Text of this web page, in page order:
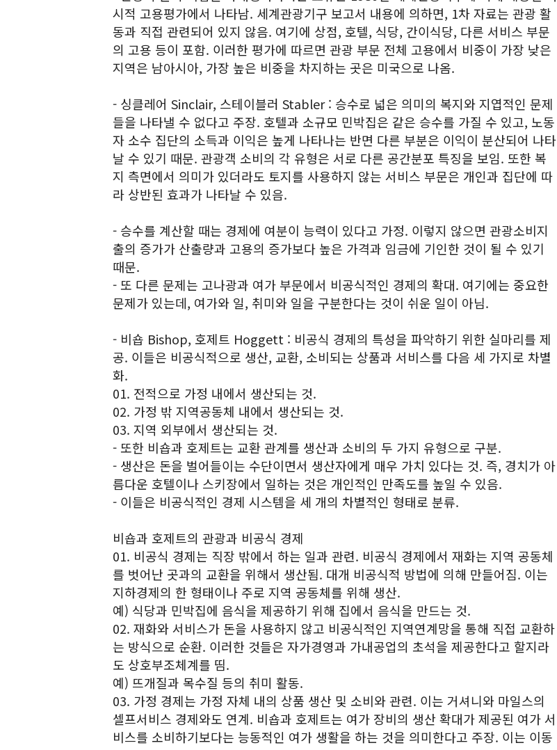
시적 고용평가에서 나타남. 세계관광기구 보고서 내용에 의하면, 1차 자료는 관광 활
동과 직접 관련되어 있지 않음. 여기에 상점, 호텔, 식당, 간이식당, 다른 서비스 부문
의 고용 등이 포함. 이러한 평가에 따르면 관광 부문 전체 고용에서 비중이 가장 낮은
지역은 남아시아, 가장 높은 비중을 차지하는 곳은 미국으로 나옴.
- 싱클레어 Sinclair, 스테이블러 Stabler : 승수로 넓은 의미의 복지와 지엽적인 문제
들을 나타낼 수 없다고 주장. 호텔과 소규모 민박집은 같은 승수를 가질 수 있고, 노동
자 소수 집단의 소득과 이익은 높게 나타나는 반면 다른 부분은 이익이 분산되어 나타
날 수 있기 때문. 관광객 소비의 각 유형은 서로 다른 공간분포 특징을 보임. 또한 복
지 측면에서 의미가 있더라도 토지를 사용하지 않는 서비스 부문은 개인과 집단에 따
라 상반된 효과가 나타날 수 있음.
- 승수를 계산할 때는 경제에 여분이 능력이 있다고 가정. 이렇지 않으면 관광소비지
출의 증가가 산출량과 고용의 증가보다 높은 가격과 임금에 기인한 것이 될 수 있기
때문.
- 또 다른 문제는 고나광과 여가 부문에서 비공식적인 경제의 확대. 여기에는 중요한
문제가 있는데, 여가와 일, 취미와 일을 구분한다는 것이 쉬운 일이 아님.
- 비숍 Bishop, 호제트 Hoggett : 비공식 경제의 특성을 파악하기 위한 실마리를 제
공. 이들은 비공식적으로 생산, 교환, 소비되는 상품과 서비스를 다음 세 가지로 차별
화.
01. 전적으로 가정 내에서 생산되는 것.
02. 가정 밖 지역공동체 내에서 생산되는 것.
03. 지역 외부에서 생산되는 것.
- 또한 비숍과 호제트는 교환 관계를 생산과 소비의 두 가지 유형으로 구분.
- 생산은 돈을 벌어들이는 수단이면서 생산자에게 매우 가치 있다는 것. 즉, 경치가 아
름다운 호텔이나 스키장에서 일하는 것은 개인적인 만족도를 높일 수 있음.
- 이들은 비공식적인 경제 시스템을 세 개의 차별적인 형태로 분류.
비숍과 호제트의 관광과 비공식 경제
01. 비공식 경제는 직장 밖에서 하는 일과 관련. 비공식 경제에서 재화는 지역 공동체
를 벗어난 곳과의 교환을 위해서 생산됨. 대개 비공식적 방법에 의해 만들어짐. 이는
지하경제의 한 형태이나 주로 지역 공동체를 위해 생산.
예) 식당과 민박집에 음식을 제공하기 위해 집에서 음식을 만드는 것.
02. 재화와 서비스가 돈을 사용하지 않고 비공식적인 지역연계망을 통해 직접 교환하
는 방식으로 순환. 이러한 것들은 자가경영과 가내공업의 초석을 제공한다고 할지라
도 상호부조체계를 띰.
예) 뜨개질과 목수질 등의 취미 활동.
03. 가정 경제는 가정 자체 내의 상품 생산 및 소비와 관련. 이는 거셔니와 마일스의
셀프서비스 경제와도 연계. 비숍과 호제트는 여가 장비의 생산 확대가 제공된 여가 서
비스를 소비하기보다는 능동적인 여가 생활을 하는 것을 의미한다고 주장. 이는 이동